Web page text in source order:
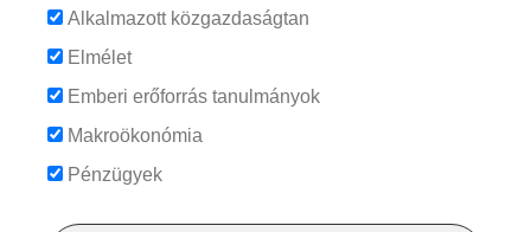
Alkalmazott közgazdaságtan
Elmélet
Emberi erőforrás tanulmányok
Makroökonómia
Pénzügyek